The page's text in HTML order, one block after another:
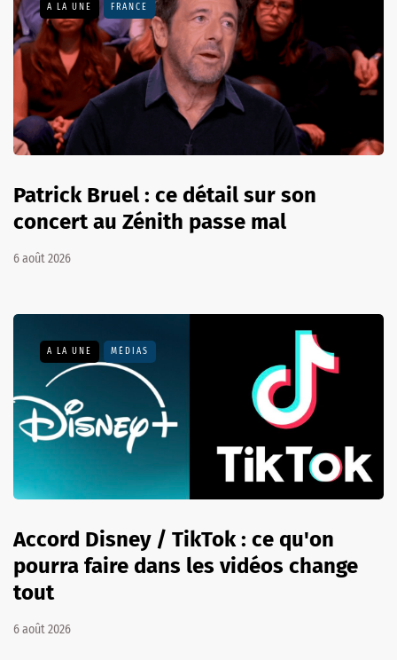
A LA UNE FRANCE
Patrick Bruel : ce détail sur son
concert au Zénith passe mal
6 août 2026
A LA UNE MÉDIAS
Accord Disney / TikTok : ce qu'on
pourra faire dans les vidéos change
tout
6 août 2026